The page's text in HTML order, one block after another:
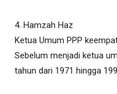
4. Hamzah Haz
Ketua Umum PPP
Sebelum menjadi ketua
tahun dari 1971 hingga